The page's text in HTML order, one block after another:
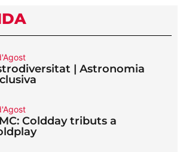
| Astronomia
Coldday tributs a